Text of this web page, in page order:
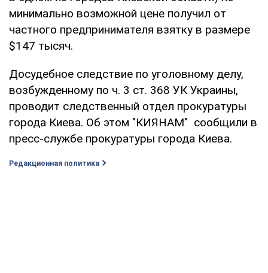
минимально возможной цене получил от
частного предпринимателя взятку в размере
$147 тысяч.
Досудебное следствие по уголовному делу,
возбужденному по ч. 3 ст. 368 УК Украины,
проводит следственный отдел прокуратуры
города Киева. Об этом "КИЯНАМ" сообщили в
пресс-службе прокуратуры города Киева.
Редакционная политика